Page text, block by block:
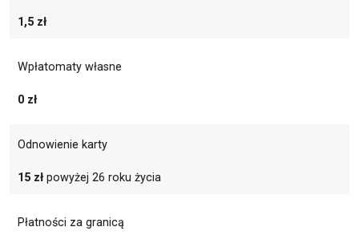
1,5 zł
Wpłatomaty własne
0 zł
Odnowienie karty
15 złpowyżej 26 roku życia
Płatności za granicą